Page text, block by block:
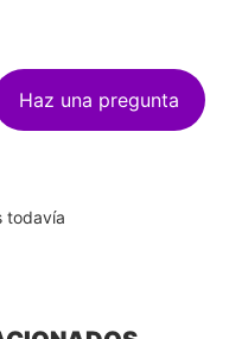
Haz una pregunta
todavía